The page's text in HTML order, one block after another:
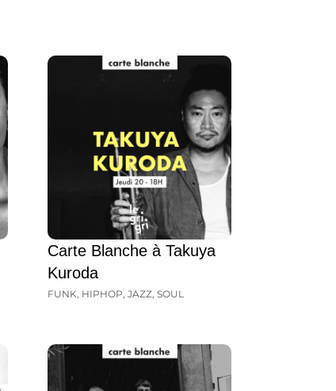
Carte Blanche à Takuya
Kuroda
FUNK, HIPHOP, JAZZ, SOUL